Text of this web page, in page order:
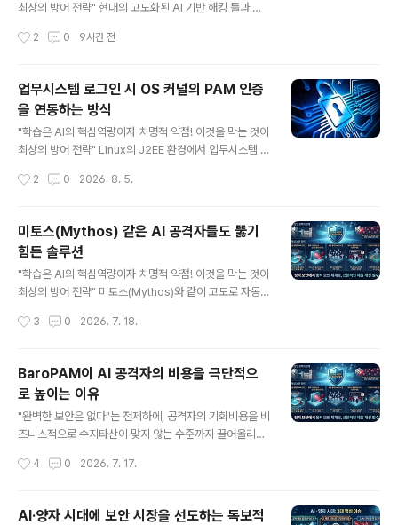
최상의 방어 전략" 현대의 고도화된 AI 기반 해킹 툴과 공
뮬레이션하여 취약점을 찾아내는 패턴 인식과 자동화된 반
학 측면에서 BaroPAM은 AI 공격자가 쉽게 학습하거나
해킹할 수 없는 강력한 방어 아키텍처를 가지고 있다. 1. AI
의 학습 기회 원천 차단 (Kernel & PAM 레벨 작동) 1) 사
용자 영역의 한계 극복 대다수의 일반 애플리케이션이나
에이전트 기반 보안 솔루션은 사용자 영역(User Space)
API 호출 흐름 등을 쉽게 모..
2 0 9시간 전
업무시스템 로그인 시 OS 커널의 PAM 인증
을 연동하는 방식
"학습은 AI의 핵심역량이자 치명적 약점! 이것을 막는 것이
최상의 방어 전략" Linux의 J2EE 환경에서 업무시스템 로
Modules) 인증을 연동하는 방식은 시스템 보안을 한 차
션 레벨 인증(예: 데이터베이스 사용자 테이블 조회, 단순 S
pring Security 커스텀 인증 등)은 웹 애플리케이션 자체
가 취약점에 노출되거나 DB가 탈취될 경우 우회될 위험이
크다. 반면, OS 커널 수준의 PAM과 연동하면 다음과 같은
강력한 보안 이점을 얻을 수 있다. 1. 인증 메커니즘의 중앙
금, 만료일 등)과 2..
2 0 2026. 8. 5.
미토스(Mythos) 같은 AI 공격자들도 뚫기
힘든 솔루션
"학습은 AI의 핵심역량이자 치명적 약점! 이것을 막는 것이
최상의 방어 전략" 미토스(Mythos)와 같이 고도로 자동화
간으로 분석하여 우회하는 데 특화되어 있다. 이러한 위협
이는 것을 넘어, "AI가 학습할 수 없는 구조"를 갖추거나
"공격 표면 자체를 최소화"하는 전략이 핵심이다. 전문가들
이 제안하는 AI 공격 방어 솔루션의 핵심 특징은 다음과 같
다. 1. AI의 학습 기회를 원천 차단하는 '다계층 인증 체계'
AI 공격자는 유저 영역(User Space)에서 동작하는 일반
변조 등을 시뮬레이션하여 취약점을 찾아낸다. 1)..
3 0 2026. 7. 18.
BaroPAM이 AI 공격자의 비용을 극단적으
로 높이는 이유
"완벽한 보안은 없다"는 전제하에, 공격자의 기회비용을 비
즈니스적으로 수지타산이 맞지 않는 수준까지 끌어올리는
isk-based Approach)"과 정확히 일치한다. 특히 AI(M
제로서 BaroPAM이 갖는 강점은 다음과 같은 논리적 체
4 0 2026. 7. 17.
AI·양자 시대에 보안 시장을 선도하는 독보적